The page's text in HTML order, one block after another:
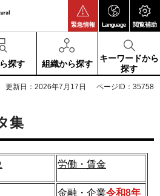
緊急情報 Language 閲覧補助
探す 組織から探す
キーワードから
探す
更新日：2026年7月17日 ページID：35758
集
労働・賃金
金融・企業令和8年